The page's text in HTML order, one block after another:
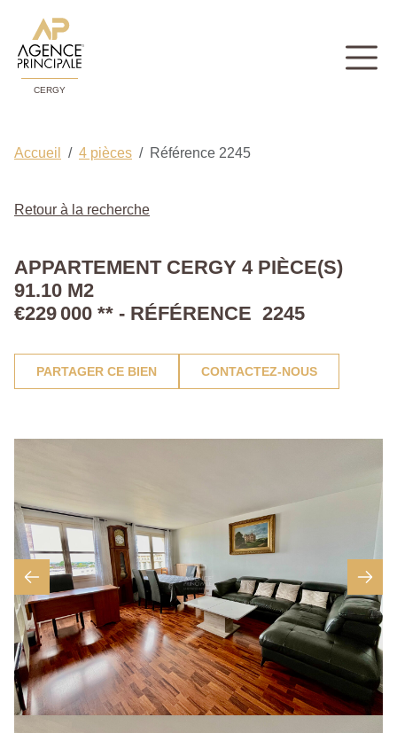
CERGY
Accueil 4 pièces Référence 2245
Retour à la recherche
APPARTEMENT CERGY 4 PIÈCE(S)
91.10 M2
€229 000 ** - RÉFÉRENCE 2245
PARTAGER CE BIEN CONTACTEZ-NOUS